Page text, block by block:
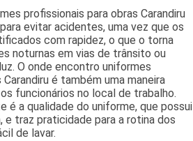
profissionais para obras Carandiru
evitar acidentes, uma vez que os
com rapidez, o que o torna
noturnas em vias de trânsito ou
O onde encontro uniformes
é também uma maneira
funcionários no local de trabalho.
é a qualidade do uniforme, que possui
e traz praticidade para a rotina dos
de lavar.